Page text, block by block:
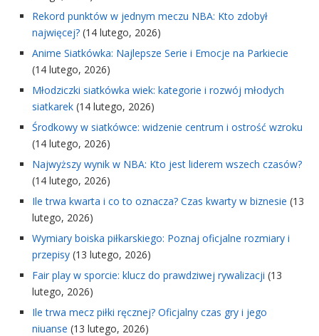
Rekord punktów w jednym meczu NBA: Kto zdobył
najwięcej? (14 lutego, 2026)
Anime Siatkówka: Najlepsze Serie i Emocje na Parkiecie
(14 lutego, 2026)
Młodziczki siatkówka wiek: kategorie i rozwój młodych
siatkarek (14 lutego, 2026)
Środkowy w siatkówce: widzenie centrum i ostrość wzroku
(14 lutego, 2026)
Najwyższy wynik w NBA: Kto jest liderem wszech czasów?
(14 lutego, 2026)
Ile trwa kwarta i co to oznacza? Czas kwarty w biznesie (13
lutego, 2026)
Wymiary boiska piłkarskiego: Poznaj oficjalne rozmiary i
przepisy (13 lutego, 2026)
Fair play w sporcie: klucz do prawdziwej rywalizacji (13
lutego, 2026)
Ile trwa mecz piłki ręcznej? Oficjalny czas gry i jego
niuanse (13 lutego, 2026)